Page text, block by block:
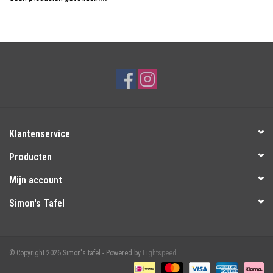
Cadeaubonnen
Klantenservice
Producten
Mijn account
Simon's Tafel
© Copyright 2026 Simon's tafel - Powered by Lightspeed